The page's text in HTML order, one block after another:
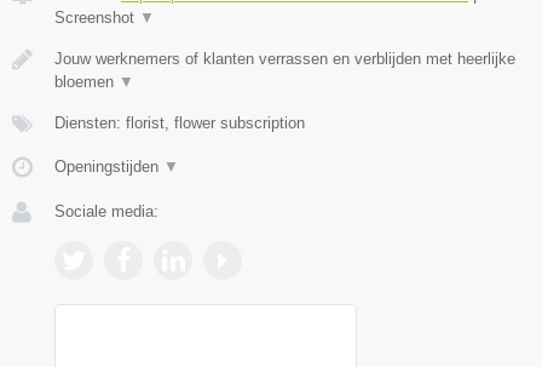
Screenshot ▼
Jouw werknemers of klanten verrassen en verblijden met heerlijke
bloemen ▼
Diensten: florist, flower subscription
Openingstijden ▼
Sociale media: